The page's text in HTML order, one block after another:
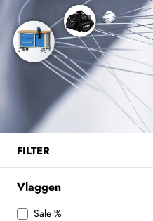
FILTER
Vlaggen
Sale %